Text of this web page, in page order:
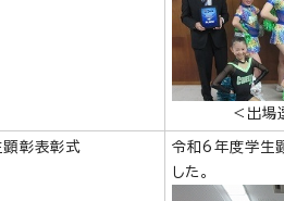
＜出場
彰表彰式
令和6年度学生
した。